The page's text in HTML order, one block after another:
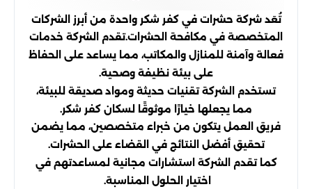
تُعَد شركة حشرات في كفر شكر واحدة من أبرز الشركات
المتخصصة في مكافحة الحشرات.تقدم الشركة خدمات
فعالة وآمنة للمنازل والمكاتب، مما يساعد على الحفاظ
على بيئة نظيفة وصحية.
تستخدم الشركة تقنيات حديثة ومواد صديقة للبيئة،
مما يجعلها خيارًا موثوقًا لسكان كفر شكر.
فريق العمل يتكون من خبراء متخصصين، مما يضمن
تحقيق أفضل النتائج في القضاء على الحشرات.
كما تقدم الشركة استشارات مجانية لمساعدتهم في
اختيار الحلول المناسبة.